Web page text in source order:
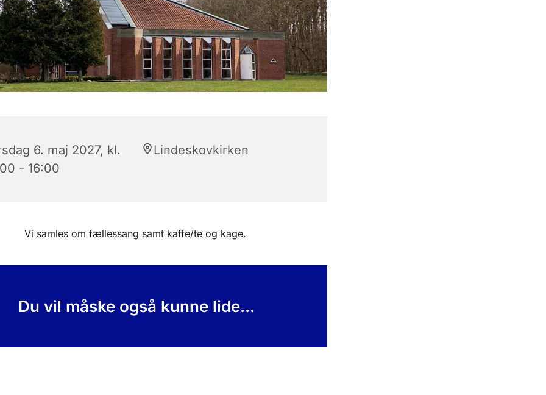
6. maj 2027, kl.
- 16:00
Lindeskovkirken
Vi samles om fællessang samt kaffe/te og kage.
Du vil måske også kunne lide...